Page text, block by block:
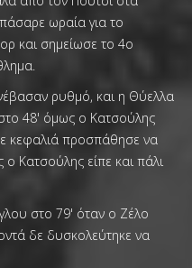
ωραία για το
και σημείωσε το 4ο
ρυθμό, και η Θύελλα
στο 48' όμως ο Κατσούλης
κεφαλιά προσπάθησε να
Κατσούλης είπε και πάλι
στο 79' όταν ο Ζέλο
δε δυσκολεύτηκε να